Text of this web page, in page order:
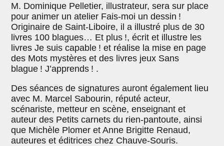
M. Dominique Pelletier, illustrateur, sera sur place
pour animer un atelier Fais-moi un dessin !
Originaire de Saint-Liboire, il a illustré plus de 30
livres 100 blagues… Et plus !, écrit et illustre les
livres Je suis capable ! et réalise la mise en page
des Mots mystères et des livres jeux Sans
blague ! J’apprends ! .
Des séances de signatures auront également lieu
avec M. Marcel Sabourin, réputé acteur,
scénariste, metteur en scène, enseignant et
auteur des Petits carnets du rien-pantoute, ainsi
que Michèle Plomer et Anne Brigitte Renaud,
auteures et éditrices chez Chauve-Souris.